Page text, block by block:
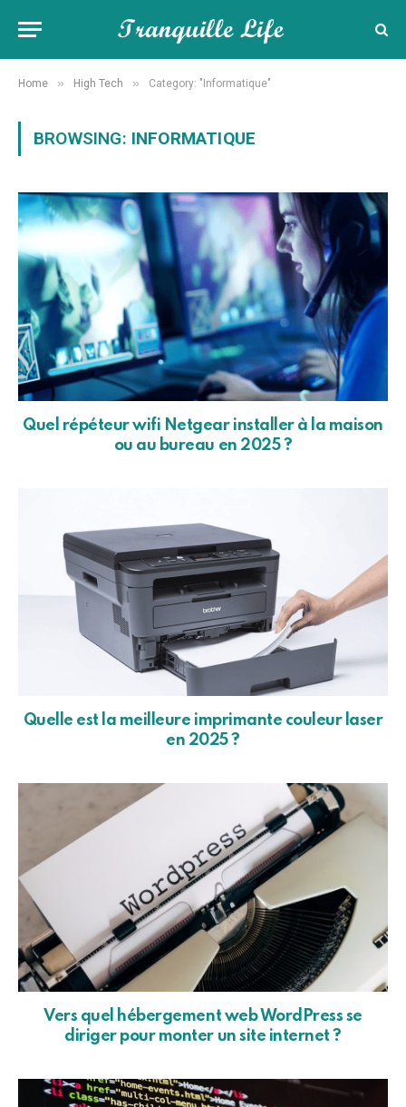
Home » High Tech » Category: "Informatique"
BROWSING: INFORMATIQUE
Quel répéteur wifi Netgear installer à la maison
ou au bureau en 2025 ?
Quelle est la meilleure imprimante couleur laser
en 2025 ?
Vers quel hébergement web WordPress se
diriger pour monter un site internet ?